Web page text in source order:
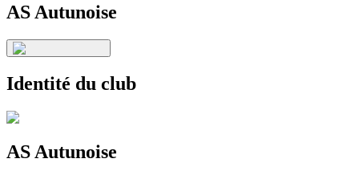
AS Autunoise
Identité du club
AS Autunoise